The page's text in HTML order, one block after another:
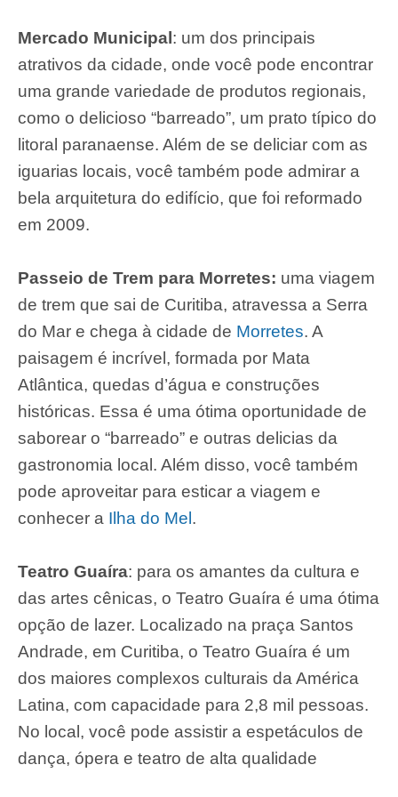
Mercado Municipal : um dos principais
atrativos da cidade, onde você pode encontrar
uma grande variedade de produtos regionais,
como o delicioso “barreado”, um prato típico do
litoral paranaense. Além de se deliciar com as
iguarias locais, você também pode admirar a
bela arquitetura do edifício, que foi reformado
em 2009.
Passeio de Trem para Morretes: uma viagem
de trem que sai de Curitiba, atravessa a Serra
do Mar e chega à cidade de Morretes. A
paisagem é incrível, formada por Mata
Atlântica, quedas d’água e construções
históricas. Essa é uma ótima oportunidade de
saborear o “barreado” e outras delicias da
gastronomia local. Além disso, você também
pode aproveitar para esticar a viagem e
conhecer a Ilha do Mel .
Teatro Guaíra: para os amantes da cultura e
das artes cênicas, o Teatro Guaíra é uma ótima
opção de lazer. Localizado na praça Santos
Andrade, em Curitiba, o Teatro Guaíra é um
dos maiores complexos culturais da América
Latina, com capacidade para 2,8 mil pessoas.
No local, você pode assistir a espetáculos de
dança, ópera e teatro de alta qualidade